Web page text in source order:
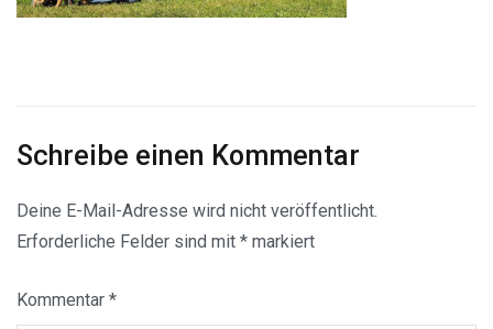
Schreibe einen Kommentar
Deine E-Mail-Adresse wird nicht veröffentlicht.
Erforderliche Felder sind mit * markiert
Kommentar *